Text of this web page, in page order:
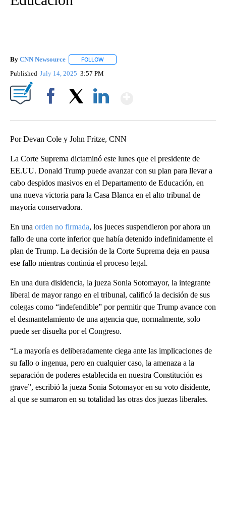
By CNN Newsource FOLLOW
Published July 14, 2025 3:57 PM
Por Devan Cole y John Fritze, CNN
La Corte Suprema dictaminó este lunes que el presidente de
EE.UU. Donald Trump puede avanzar con su plan para llevar a
cabo despidos masivos en el Departamento de Educación, en
una nueva victoria para la Casa Blanca en el alto tribunal de
mayoría conservadora.
En una orden no firmada, los jueces suspendieron por ahora un
fallo de una corte inferior que había detenido indefinidamente el
plan de Trump. La decisión de la Corte Suprema deja en pausa
ese fallo mientras continúa el proceso legal.
En una dura disidencia, la jueza Sonia Sotomayor, la integrante
liberal de mayor rango en el tribunal, calificó la decisión de sus
colegas como “indefendible” por permitir que Trump avance con
el desmantelamiento de una agencia que, normalmente, solo
puede ser disuelta por el Congreso.
“La mayoría es deliberadamente ciega ante las implicaciones de
su fallo o ingenua, pero en cualquier caso, la amenaza a la
separación de poderes establecida en nuestra Constitución es
grave”, escribió la jueza Sonia Sotomayor en su voto disidente,
al que se sumaron en su totalidad las otras dos juezas liberales.